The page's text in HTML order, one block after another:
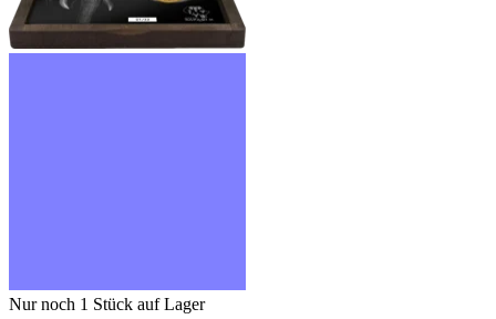
Nur noch 1 Stück auf Lager